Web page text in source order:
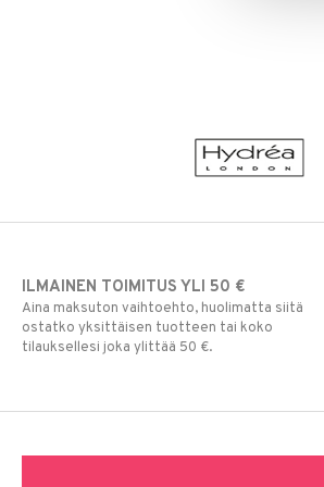
ILMAINEN TOIMITUS YLI 50 €
Aina maksuton vaihtoehto, huolimatta siitä
ostatko yksittäisen tuotteen tai koko
tilauksellesi joka ylittää 50 €.